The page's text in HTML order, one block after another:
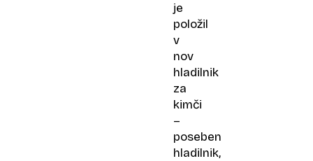
je
položil
v
nov
hladilnik
za
kimči
–
poseben
hladilnik,